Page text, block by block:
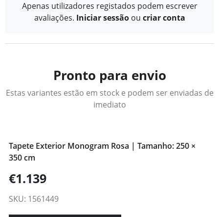
Apenas utilizadores registados podem escrever
avaliações. Iniciar sessão ou criar conta
Pronto para envio
Estas variantes estão em stock e podem ser enviadas de
imediato
Tapete Exterior Monogram Rosa | Tamanho: 250 ×
350 cm
€1.139
SKU: 1561449